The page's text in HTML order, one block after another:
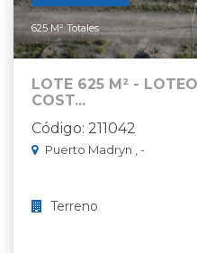
625 M² Totales
LOTE 625 M² -
COST...
Código: 211042
Puerto Madryn , -
Terreno